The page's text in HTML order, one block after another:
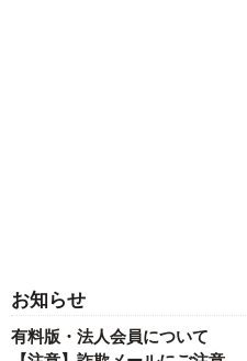
お知らせ
有料版・法人会員について